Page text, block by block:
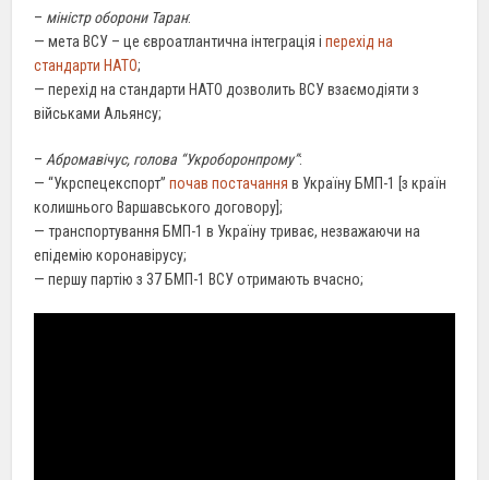
– міністр оборони Таран:
— мета ВСУ – це євроатлантична інтеграція іперехід на
стандарти НАТО;
— перехід на стандарти НАТО дозволить ВСУ взаємодіяти з
військами Альянсу;
–Абромавічус, голова “Укроборонпрому”:
— “Укрспецекспорт”почав постачання в Україну БМП-1 [з країн
колишнього Варшавського договору];
— транспортування БМП-1 в Україну триває, незважаючи на
епідемію коронавірусу;
— першу партію з 37 БМП-1 ВСУ отримають вчасно;